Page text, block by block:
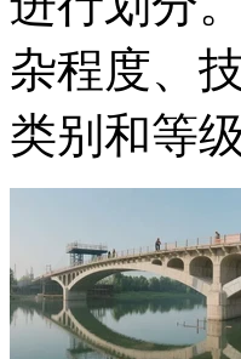
杂程度、
类别和等级